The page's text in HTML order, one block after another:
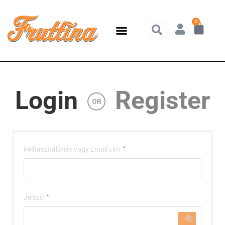
0
Login OR Register
Felhasználónév vagy Email cím *
Jelszó *